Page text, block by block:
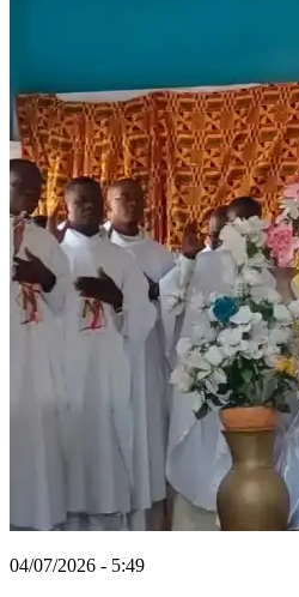
04/07/2026 - 5:49